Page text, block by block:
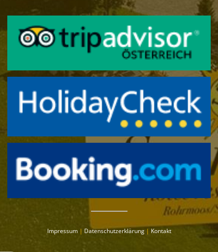
Impressum | Datenschutzerklärung | Kontakt